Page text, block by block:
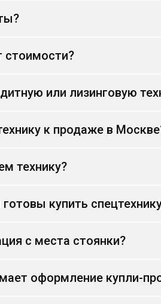
стоимости?
или лизинговую
к продаже в
технику?
купить
с места стоянки?
оформление купли-